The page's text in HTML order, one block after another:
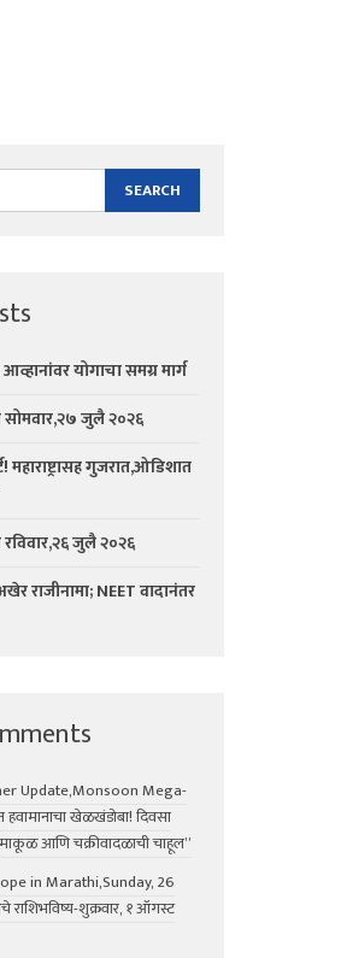
योगाचा समग्र मार्ग
जुलै २०२६
महाराष्ट्रासह गुजरात,ओडिशात
जुलै २०२६
राजीनामा; NEET वादानंतर
Update,Monsoon Mega-
हवामानाचा खेळखंडोबा! दिवसा
आणि चक्रीवादळाची चाहूल”
in Marathi,Sunday, 26
शुक्रवार, १ ऑगस्ट